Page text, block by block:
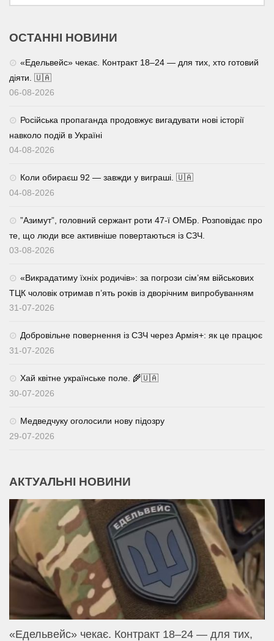
ОСТАННІ НОВИНИ
«Едельвейс» чекає. Контракт 18–24 — для тих, хто готовий
діяти. 🇺🇦
06-08-2026
Російська пропаганда продовжує вигадувати нові історії
навколо подій в Україні
04-08-2026
Коли обираєш 92 — завжди у виграші. 🇺🇦
04-08-2026
⁨”Азимут”, головний сержант роти 47-ї ОМБр. Розповідає про
те, що люди все активніше повертаються із СЗЧ.
03-08-2026
«Викрадатиму їхніх родичів»: за погрози сім’ям військових
ТЦК чоловік отримав п’ять років із дворічним випробуванням
31-07-2026
Добровільне повернення із СЗЧ через Армія+: як це працює
31-07-2026
Хай квітне українське поле. 🌾🇺🇦
30-07-2026
Медведчуку оголосили нову підозру
29-07-2026
АКТУАЛЬНІ НОВИНИ
«Едельвейс» чекає. Контракт 18–24 — для тих,